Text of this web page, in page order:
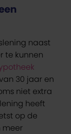
naast
te kunnen
30 jaar en
niet extra
heeft
op de
meer